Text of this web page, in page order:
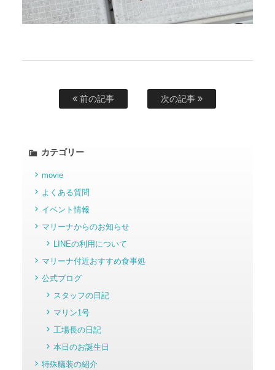
前の記事 次の記事
カテゴリー
movie
よくある質問
イベント情報
マリーナからのお知らせ
LINEの利用について
マリーナ付近おすすめ食事処
公式ブログ
スタッフの日記
マリン1号
工場長の日記
本日のお誕生日
特殊艤装の紹介